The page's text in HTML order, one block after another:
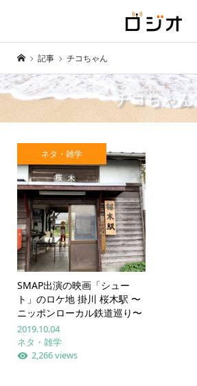
記事 チコちゃん
チコちゃん
ネタ・雑学
SMAP出演の映画「シュー
ト」のロケ地 掛川 桜木駅 〜
ニッポンローカル鉄道巡り〜
2019.10.04
ネタ・雑学
2,266 views